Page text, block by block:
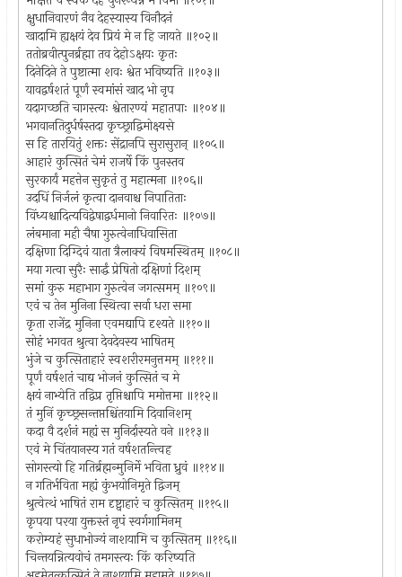
क्षुधानिवारणं नैव देहस्यास्य विनौदनं
खादामि ह्यक्षयं देव प्रियं मे न हि जायते ॥१०२॥
ततोब्रवीत्पुनर्ब्रह्मा तव देहोऽक्षयः कृतः
दिनेदिने ते पुष्टात्मा शवः श्वेत भविष्यति ॥१०३॥
यावद्वर्षशतं पूर्णं स्वमांसं खाद भो नृप
यदागच्छति चागस्त्यः श्वेतारण्यं महातपाः ॥१०४॥
भगवानतिदुर्धर्षस्तदा कृच्छ्राद्विमोक्ष्यसे
स हि तारयितुं शक्तः सेंद्रानपि सुरासुरान् ॥१०५॥
आहारं कुत्सितं चेमं राजर्षे किं पुनस्तव
सुरकार्यं महत्तेन सुकृतं तु महात्मना ॥१०६॥
उदधिं निर्जलं कृत्वा दानवाश्च निपातिताः
विंध्यश्चादित्यविद्वेषाद्वर्धमानो निवारितः ॥१०७॥
लंबमाना मही चैषा गुरुत्वेनाधिवासिता
दक्षिणा दिग्दिवं याता त्रैलाक्यं विषमस्थितम् ॥१०८॥
मया गत्वा सुरैः सार्द्धं प्रेषितो दक्षिणां दिशम्
समां कुरु महाभाग गुरुत्वेन जगत्समम् ॥१०९॥
एवं च तेन मुनिना स्थित्वा सर्वा धरा समा
कृता राजेंद्र मुनिना एवमद्यापि दृश्यते ॥११०॥
सोहं भगवत श्रुत्वा देवदेवस्य भाषितम्
भुंजे च कुत्सिताहारं स्वशरीरमनुत्तमम् ॥१११॥
पूर्णं वर्षशतं चाद्य भोजनं कुत्सितं च मे
क्षयं नाभ्येति तद्विप्र तृप्तिश्चापि ममोत्तमा ॥११२॥
तं मुनिं कृच्छ्रसन्तप्तश्चिंतयामि दिवानिशम्
कदा वै दर्शनं मह्यं स मुनिर्दास्यते वने ॥११३॥
एवं मे चिंतयानस्य गतं वर्षशतन्त्विह
सोगस्त्यो हि गतिर्ब्रह्मन्मुनिर्मे भविता ध्रुवं ॥११४॥
न गतिर्भविता मह्यं कुंभयोनिमृते द्विजम्
श्रुत्वेत्थं भाषितं राम दृष्ट्वाहारं च कुत्सितम् ॥११५॥
कृपया परया युक्तस्तं नृपं स्वर्गगामिनम्
करोम्यहं सुधाभोज्यं नाशयामि च कुत्सितम् ॥११६॥
चिन्तयन्नित्यवोचं तमगस्त्यः किं करिष्यति